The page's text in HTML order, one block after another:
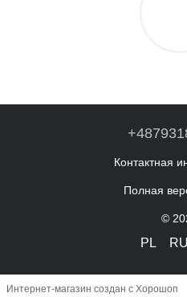
Контактная
Полная
©
PL RU
Интернет-магазин создан с Хорошоп